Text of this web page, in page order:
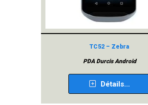
TC52 – Zebra
PDA Durcis Android
Détails...